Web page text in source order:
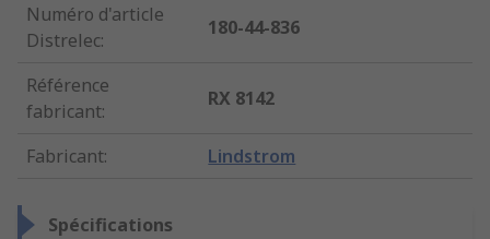
Numéro d'article
Distrelec:
180-44-836
Référence
fabricant:
RX 8142
Fabricant: Lindstrom
Spécifications